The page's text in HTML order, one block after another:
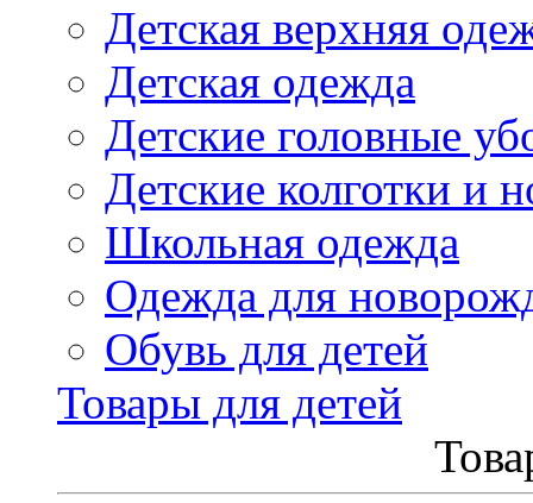
Детская верхняя
Детская одежда
Детские головные
Детские колготки и
Школьная одежда
Одежда для
Обувь для детей
Товары для детей